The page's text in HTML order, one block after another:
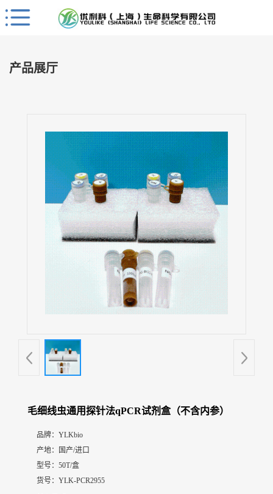
Close
首
产品展厅
毛细线虫通用探针法qPCR试剂盒（不含内参）
品牌： YLKbio
产地：
国产/进口
型号： 50T/盒
货号： YLK-PCR2955